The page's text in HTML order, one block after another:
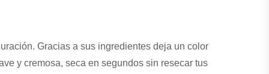
Gracias a sus ingredientes deja un color
y cremosa, seca en segundos sin resecar tus